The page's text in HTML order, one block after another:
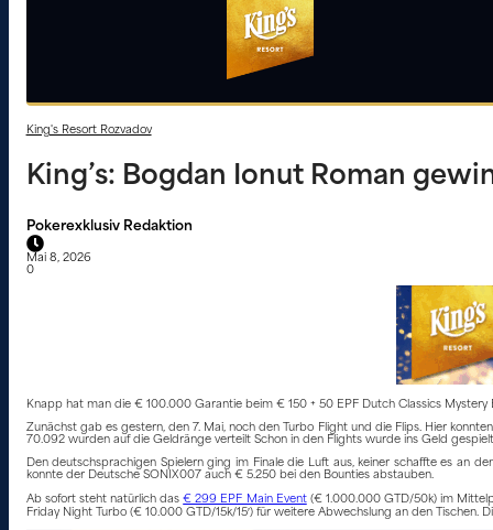
King's Resort Rozvadov
King’s: Bogdan Ionut Roman
Pokerexklusiv Redaktion
Mai 8, 2026
0
Knapp hat man die € 100.000 Garantie beim € 150 + 50 EPF Dutch Classics Mystery
Zunächst gab es gestern, den 7. Mai, noch den Turbo Flight und die Flips. Hier
70.092 wurden auf die Geldränge verteilt Schon in den Flights wurde ins Geld
Den deutschsprachigen Spielern ging im Finale die Luft aus, keiner schaffte es an
konnte der Deutsche SONIX007 auch € 5.250 bei den Bounties abstauben.
Ab sofort steht natürlich das€ 299 EPF Main Event(€ 1.000.000 GTD/50k) im
Friday Night Turbo (€ 10.000 GTD/15k/15′) für weitere Abwechslung an den